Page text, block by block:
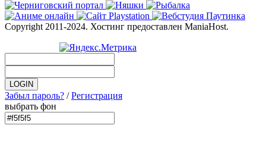
Copyright 2011-2024. Хостинг предоставлен ManiaHost.
Забыл пароль? /Регистрация
выбрать фон